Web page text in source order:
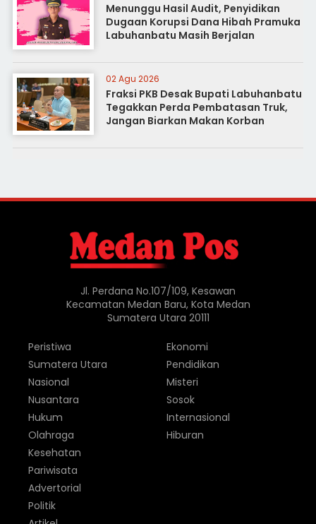
Menunggu Hasil Audit, Penyidikan
Dugaan Korupsi Dana Hibah Pramuka
Labuhanbatu Masih Berjalan
02 Agu 2026
Fraksi PKB Desak Bupati Labuhanbatu
Tegakkan Perda Pembatasan Truk,
Jangan Biarkan Makan Korban
Jl. Perdana No.107/109, Kesawan
Kecamatan Medan Baru, Kota Medan
Sumatera Utara 20111
Peristiwa
Sumatera Utara
Nasional
Nusantara
Hukum
Olahraga
Ekonomi
Pendidikan
Misteri
Sosok
Internasional
Hiburan
Kesehatan
Pariwisata
Advertorial
Politik